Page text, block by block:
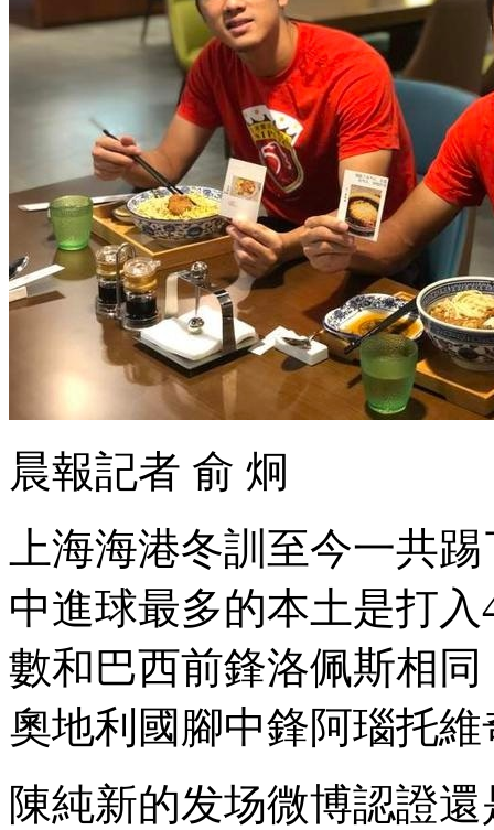
晨報記者 俞 炯
上海海港冬訓至今一共踢
中進球最多的本土是打入4
數和巴西前鋒洛佩斯相同
奧地利國腳中鋒阿瑙托維奇
陳純新的发场微博認證